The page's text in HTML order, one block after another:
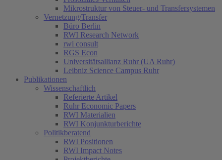
Mikrostruktur von Steuer- und Transfersystemen
Vernetzung/Transfer
Büro Berlin
RWI Research Network
rwi consult
RGS Econ
Universitätsallianz Ruhr (UA Ruhr)
Leibniz Science Campus Ruhr
Publikationen
Wissenschaftlich
Referierte Artikel
Ruhr Economic Papers
RWI Materialien
RWI Konjunkturberichte
Politikberatend
RWI Positionen
RWI Impact Notes